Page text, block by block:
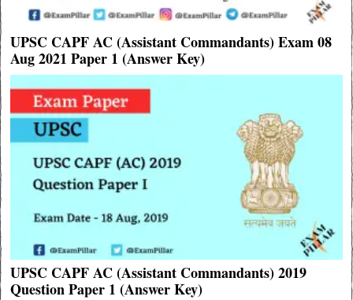
UPSC CAPF AC (Assistant Commandants) Exam 08
Aug 2021 Paper 1 (Answer Key)
UPSC CAPF AC (Assistant Commandants) 2019
Question Paper 1 (Answer Key)